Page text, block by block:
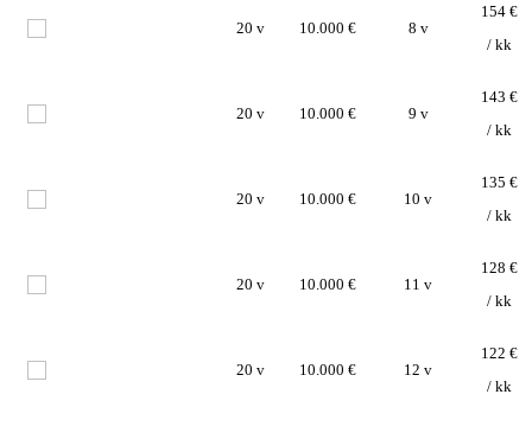
20 v 10.000 € 8 v
154 €
/ kk
20 v 10.000 € 9 v
143 €
/ kk
20 v 10.000 € 10 v
135 €
/ kk
20 v 10.000 € 11 v
128 €
/ kk
20 v 10.000 € 12 v
122 €
/ kk